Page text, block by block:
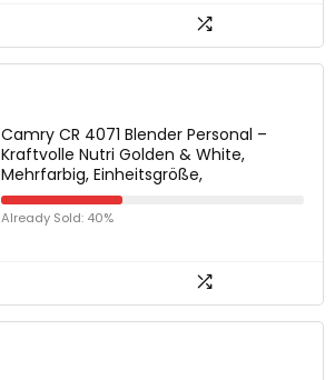
Camry CR 4071 Blender Personal –
Kraftvolle Nutri Golden & White,
Mehrfarbig, Einheitsgröße,
Already Sold: 40%